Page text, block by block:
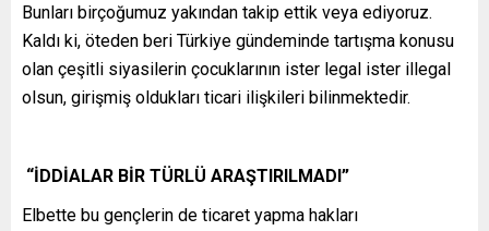
Bunları birçoğumuz yakından takip ettik veya ediyoruz.
Kaldı ki, öteden beri Türkiye gündeminde tartışma konusu
olan çeşitli siyasilerin çocuklarının ister legal ister illegal
olsun, girişmiş oldukları ticari ilişkileri bilinmektedir.
“İDDİALAR BİR TÜRLÜ ARAŞTIRILMADI”
Elbette bu gençlerin de ticaret yapma hakları